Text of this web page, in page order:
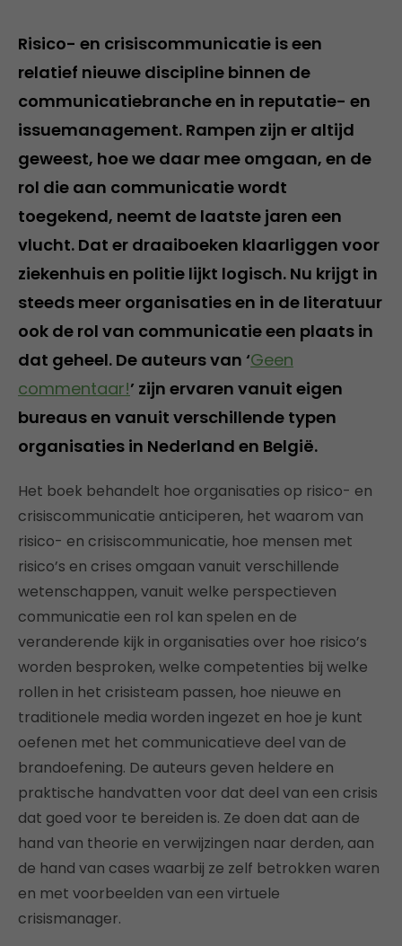
Risico- en crisiscommunicatie is een
relatief nieuwe discipline binnen de
communicatiebranche en in reputatie- en
issuemanagement. Rampen zijn er altijd
geweest, hoe we daar mee omgaan, en de
rol die aan communicatie wordt
toegekend, neemt de laatste jaren een
vlucht. Dat er draaiboeken klaarliggen voor
ziekenhuis en politie lijkt logisch. Nu krijgt in
steeds meer organisaties en in de literatuur
ook de rol van communicatie een plaats in
dat geheel. De auteurs van ‘Geen
commentaar!’ zijn ervaren vanuit eigen
bureaus en vanuit verschillende typen
organisaties in Nederland en België.
Het boek behandelt hoe organisaties op risico- en
crisiscommunicatie anticiperen, het waarom van
risico- en crisiscommunicatie, hoe mensen met
risico’s en crises omgaan vanuit verschillende
wetenschappen, vanuit welke perspectieven
communicatie een rol kan spelen en de
veranderende kijk in organisaties over hoe risico’s
worden besproken, welke competenties bij welke
rollen in het crisisteam passen, hoe nieuwe en
traditionele media worden ingezet en hoe je kunt
oefenen met het communicatieve deel van de
brandoefening. De auteurs geven heldere en
praktische handvatten voor dat deel van een crisis
dat goed voor te bereiden is. Ze doen dat aan de
hand van theorie en verwijzingen naar derden, aan
de hand van cases waarbij ze zelf betrokken waren
en met voorbeelden van een virtuele
crisismanager.